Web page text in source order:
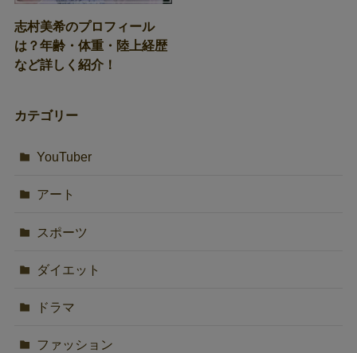
志村美希のプロフィール
は？年齢・体重・陸上経歴
など詳しく紹介！
カテゴリー
YouTuber
アート
スポーツ
ダイエット
ドラマ
ファッション